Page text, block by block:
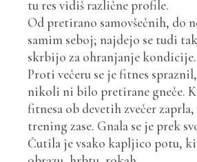
tu res vidiš različne profile.
Od pretirano samovšečnih, do
samim seboj; najdejo se tudi
skrbijo za ohranjanje kondicije.
Proti večeru se je fitnes
nikoli ni bilo pretirane gneče.
fitnesa ob devetih zvečer
trening zase. Gnala se je prek
Čutila je vsako kapljico potu,